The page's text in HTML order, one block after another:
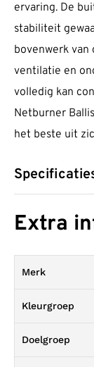
ervaring. De
stabiliteit
bovenwerk van
ventilatie en
volledig kan
Netburner
het beste uit
Extra
Merk
Kleurgroep
Doelgroep